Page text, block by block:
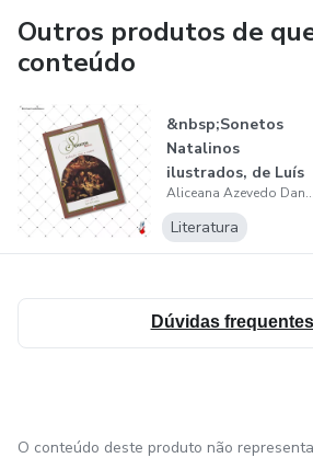
Outros produtos de
conteúdo
&nbsp;Sonetos
Natalinos
ilustrados, de Luís
de Camões (digit...Aliceana Azevedo Dantas Arruda
Literatura
Dúvidas frequentes
O conteúdo deste produto não